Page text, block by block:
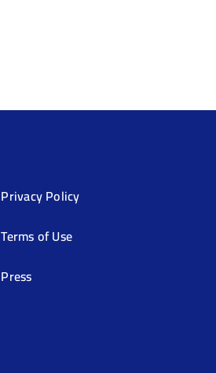
Privacy Policy
Terms of Use
Press